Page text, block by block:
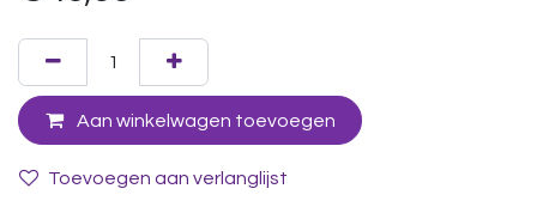
Aan winkelwagen toevoegen
Toevoegen aan verlanglijst